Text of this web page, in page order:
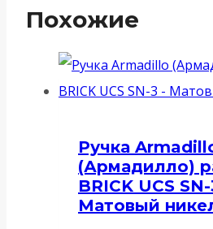
Похожие
Ручка
(Армадилло)
BRICK UCS
Матовый